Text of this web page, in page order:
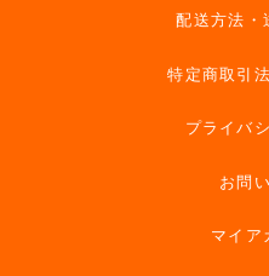
配送方法・
特定商取引
プライバ
お問
マイア